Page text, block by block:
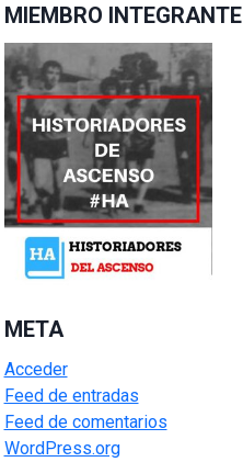
MIEMBRO INTEGRANTE
META
Acceder
Feed de entradas
Feed de comentarios
WordPress.org